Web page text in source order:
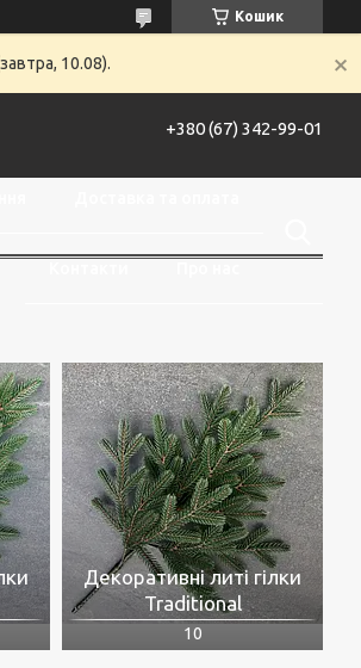
Кошик
10.08).
+380 (67) 342-99-01
Декоративні литі гілки
Traditional
10